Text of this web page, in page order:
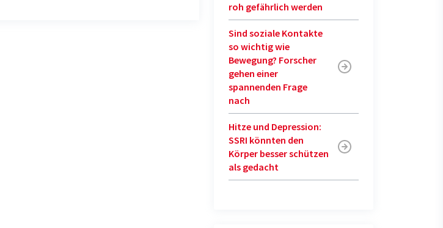
roh gefährlich werden
Sind soziale Kontakte
so wichtig wie
Bewegung? Forscher
gehen einer
spannenden Frage
nach
Hitze und Depression:
SSRI könnten den
Körper besser schützen
als gedacht